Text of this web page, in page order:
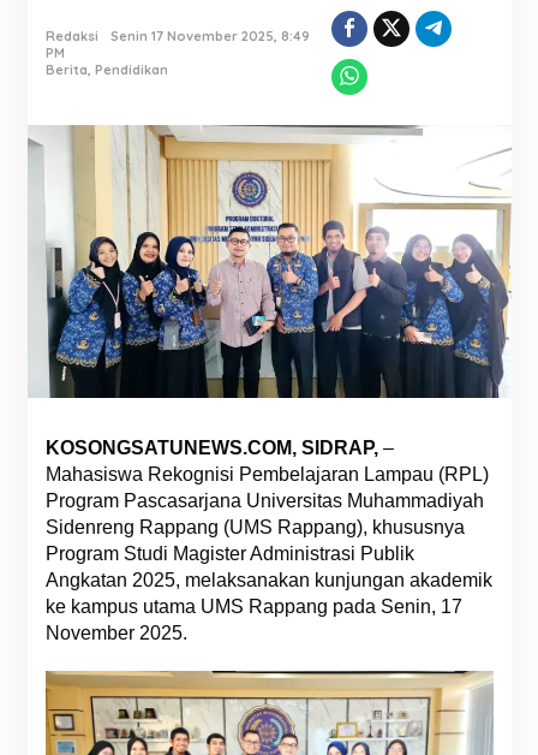
Redaksi
Senin 17 November 2025, 8:49
PM
Berita, Pendidikan
KOSONGSATUNEWS.COM, SIDRAP,–
Mahasiswa Rekognisi Pembelajaran Lampau (RPL)
Program Pascasarjana Universitas Muhammadiyah
Sidenreng Rappang (UMS Rappang), khususnya
Program Studi Magister Administrasi Publik
Angkatan 2025, melaksanakan kunjungan akademik
ke kampus utama UMS Rappang pada Senin, 17
November 2025.